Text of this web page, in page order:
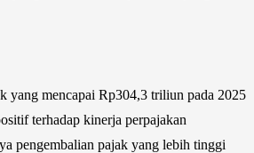
yang mencapai Rp304,3 triliun pada 2025
terhadap kinerja perpajakan
pengembalian pajak yang lebih tinggi